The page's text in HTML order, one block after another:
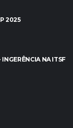
2025
NA ITSF